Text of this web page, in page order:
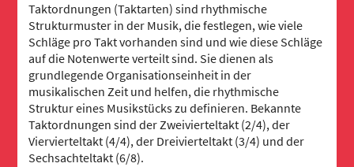
Taktordnungen (Taktarten) sind rhythmische
Strukturmuster in der Musik, die festlegen, wie viele
Schläge pro Takt vorhanden sind und wie diese Schläge
auf die Notenwerte verteilt sind. Sie dienen als
grundlegende Organisationseinheit in der
musikalischen Zeit und helfen, die rhythmische
Struktur eines Musikstücks zu definieren. Bekannte
Taktordnungen sind der Zweivierteltakt (2/4), der
Viervierteltakt (4/4), der Dreivierteltakt (3/4) und der
Sechsachteltakt (6/8).